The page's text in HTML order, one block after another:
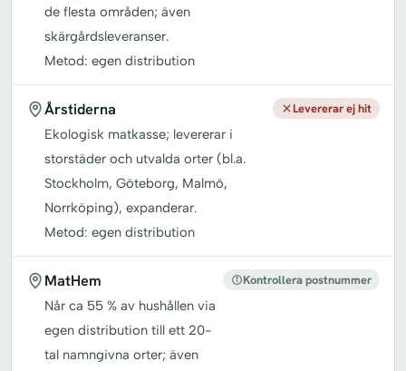
de flesta områden; även
skärgårdsleveranser.
Metod: egen distribution
Årstiderna
Ekologisk matkasse; levererar i
storstäder och utvalda orter (bl.a.
Stockholm, Göteborg, Malmö,
Norrköping), expanderar.
Metod: egen distribution
Levererar ej hit
MatHem
Når ca 55 % av hushållen via
egen distribution till ett 20-
tal namngivna orter; även
Kontrollera postnummer